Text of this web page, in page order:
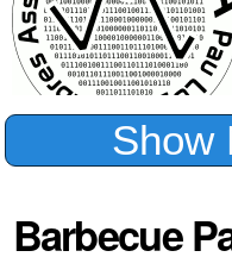
Chercher par
Recherche
Show
Barbecue